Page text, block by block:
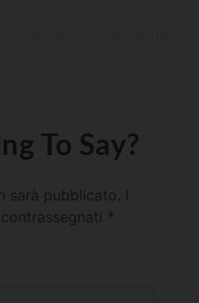
To Say?
sarà pubblicato.
*